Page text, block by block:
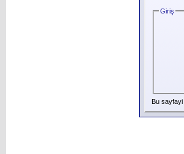
Giriş
Bu